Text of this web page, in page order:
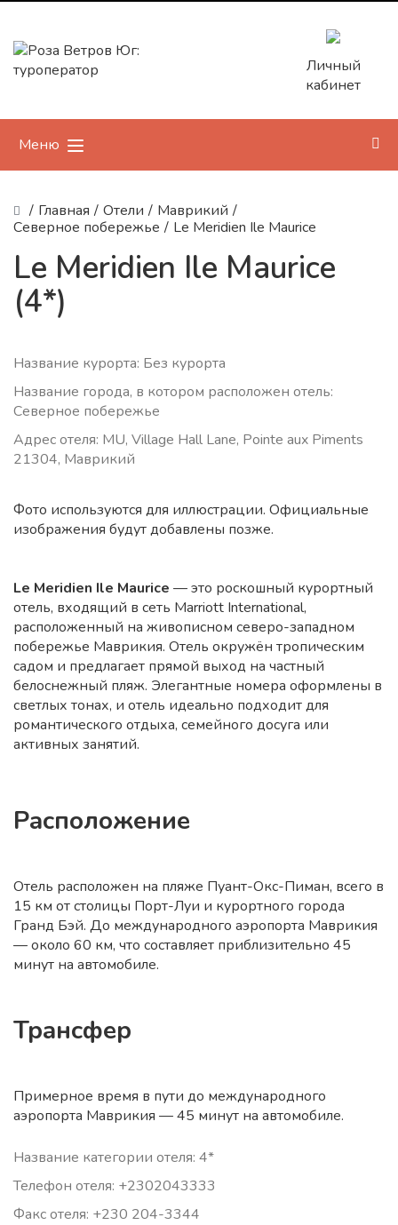
Личный
кабинет
Меню
/ Главная / Отели / Маврикий /
Северное побережье / Le Meridien Ile Maurice
Le Meridien Ile Maurice
(4*)
Название курорта: Без курорта
Название города, в котором расположен отель:
Северное побережье
Адрес отеля: MU, Village Hall Lane, Pointe aux Piments
21304, Маврикий
Фото используются для иллюстрации. Официальные
изображения будут добавлены позже.
Le Meridien Ile Maurice — это роскошный курортный
отель, входящий в сеть Marriott International,
расположенный на живописном северо-западном
побережье Маврикия. Отель окружён тропическим
садом и предлагает прямой выход на частный
белоснежный пляж. Элегантные номера оформлены в
светлых тонах, и отель идеально подходит для
романтического отдыха, семейного досуга или
активных занятий.
Расположение
Отель расположен на пляже Пуант-Окс-Пиман, всего в
15 км от столицы Порт-Луи и курортного города
Гранд Бэй. До международного аэропорта Маврикия
— около 60 км, что составляет приблизительно 45
минут на автомобиле.
Трансфер
Примерное время в пути до международного
аэропорта Маврикия — 45 минут на автомобиле.
Название категории отеля: 4*
Телефон отеля: +2302043333
Факс отеля: +230 204-3344